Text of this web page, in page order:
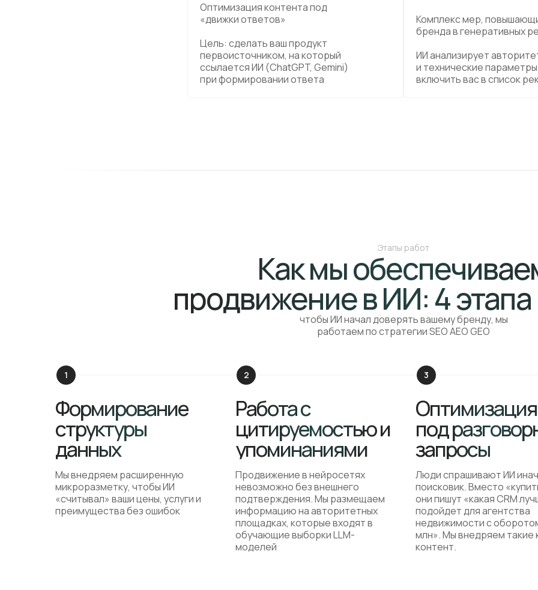
Оптимизация контента под
«движки ответов»
Цель: сделать ваш продукт
первоисточником, на который
ссылается ИИ (ChatGPT, Gemini)
при формировании ответа
Комплекс мер,
бренда в генеративных
ИИ анализирует
и технические
включить вас в список
Этапы работ
Как мы
продвижение в ИИ: 4
чтобы ИИ начал доверять вашему бренду, мы
работаем по стратегии SEO AEO GEO
Формирование
структуры
данных
Мы внедряем расширенную
микроразметку, чтобы ИИ
«считывал» ваши цены, услуги и
преимущества без ошибок
Работа с
цитируемостью и
упоминаниями
Продвижение в нейросетях
невозможно без внешнего
подтверждения. Мы размещаем
информацию на авторитетных
площадках, которые входят в
обучающие выборки LLM-
моделей
Оптимизация
под
запросы
Люди спрашивают ИИ
поисковик. Вместо
они пишут «какая CRM
подойдет для агентства
недвижимости с
млн». Мы внедряем такие
контент.